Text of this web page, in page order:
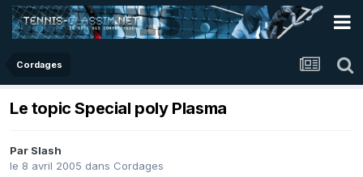
Cordages
Le topic Special poly Plasma
Par Slash
le 8 avril 2005 dans Cordages